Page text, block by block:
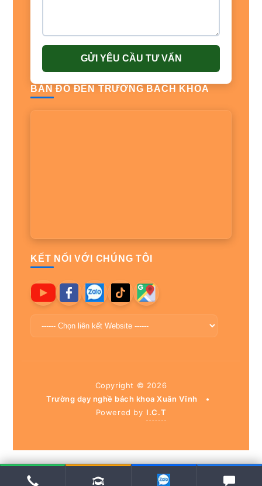
GỬI YÊU CẦU TƯ VẤN
BẢN ĐỒ ĐẾN TRƯỜNG BÁCH KHOA
KẾT NỐI VỚI CHÚNG TÔI
Copyright © 2026
Trường dạy nghề bách khoa Xuân Vĩnh
•
Powered by I.C.T